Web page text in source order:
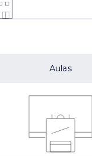
Aulas